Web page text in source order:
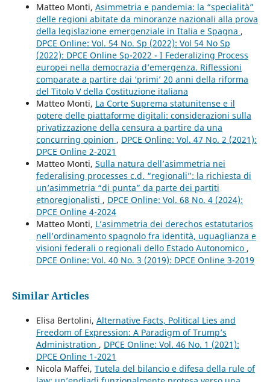
Matteo Monti, Asimmetria e pandemia: la “specialità”
delle regioni abitate da minoranze nazionali alla prova
della legislazione emergenziale in Italia e Spagna ,
DPCE Online: Vol. 54 No. Sp (2022): Vol 54 No Sp
(2022): DPCE Online Sp-2022 - I Federalizing Process
europei nella democrazia d’emergenza. Riflessioni
comparate a partire dai ‘primi’ 20 anni della riforma
del Titolo V della Costituzione italiana
Matteo Monti, La Corte Suprema statunitense e il
potere delle piattaforme digitali: considerazioni sulla
privatizzazione della censura a partire da una
concurring opinion , DPCE Online: Vol. 47 No. 2 (2021):
DPCE Online 2-2021
Matteo Monti, Sulla natura dell’asimmetria nei
federalising processes c.d. “regionali”: la richiesta di
un’asimmetria “di punta” da parte dei partiti
etnoregionalisti , DPCE Online: Vol. 68 No. 4 (2024):
DPCE Online 4-2024
Matteo Monti, L’asimmetria dei derechos estatutarios
nell’ordinamento spagnolo fra identità, uguaglianza e
visioni federali o regionali dello Estado Autonomico ,
DPCE Online: Vol. 40 No. 3 (2019): DPCE Online 3-2019
Similar Articles
Elisa Bertolini, Alternative Facts, Political Lies and
Freedom of Expression: A Paradigm of Trump’s
Administration , DPCE Online: Vol. 46 No. 1 (2021):
DPCE Online 1-2021
Nicola Maffei, Tutela del bilancio e difesa della rule of